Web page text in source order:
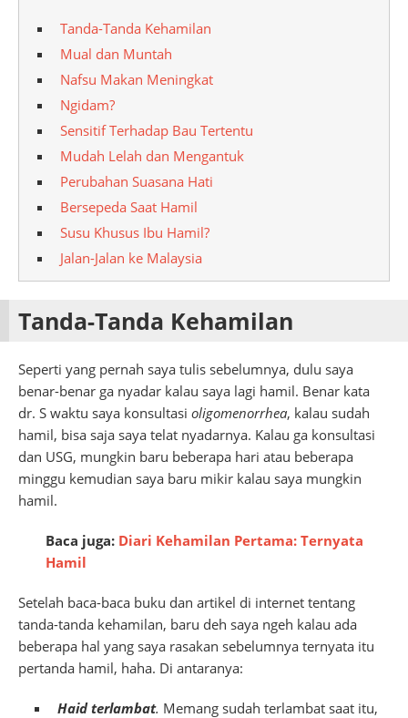
Tanda-Tanda Kehamilan
Mual dan Muntah
Nafsu Makan Meningkat
Ngidam?
Sensitif Terhadap Bau Tertentu
Mudah Lelah dan Mengantuk
Perubahan Suasana Hati
Bersepeda Saat Hamil
Susu Khusus Ibu Hamil?
Jalan-Jalan ke Malaysia
Tanda-Tanda Kehamilan
Seperti yang pernah saya tulis sebelumnya, dulu saya
benar-benar ga nyadar kalau saya lagi hamil. Benar kata
dr. S waktu saya konsultasi oligomenorrhea, kalau sudah
hamil, bisa saja saya telat nyadarnya. Kalau ga konsultasi
dan USG, mungkin baru beberapa hari atau beberapa
minggu kemudian saya baru mikir kalau saya mungkin
hamil.
Baca juga: Diari Kehamilan Pertama: Ternyata
Hamil
Setelah baca-baca buku dan artikel di internet tentang
tanda-tanda kehamilan, baru deh saya ngeh kalau ada
beberapa hal yang saya rasakan sebelumnya ternyata itu
pertanda hamil, haha. Di antaranya:
Haid terlambat. Memang sudah terlambat saat itu,